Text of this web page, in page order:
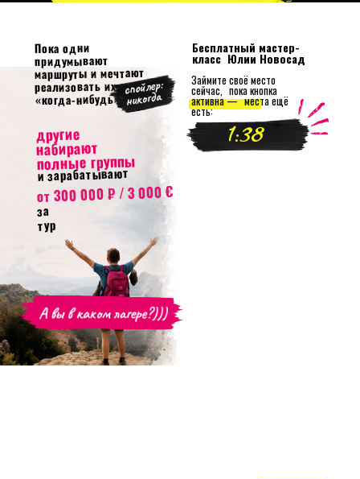
другие
набирают
полные группы
от 300 000 ₽ / 3 000 €
и зарабатывают
за
тур
Бесплатный мастер-
класс Юлии Новосад
Пока одни
придумывают
маршруты и мечтают
реализовать их
«когда-нибудь»
Займите своё место
сейчас, пока кнопка
активна — места ещё
есть:
1:38